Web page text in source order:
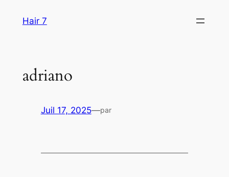
Hair 7
adriano
Juil 17, 2025—par